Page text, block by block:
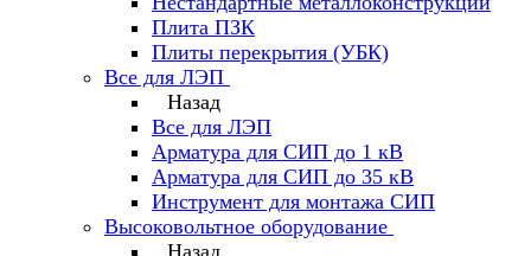
Плита ПЗК
Плиты перекрытия (УБК)
Все для ЛЭП
Назад
Все для ЛЭП
Арматура для СИП до 1 кВ
Арматура для СИП до 35 кВ
Инструмент для монтажа СИП
Высоковольтное оборудование
Назад